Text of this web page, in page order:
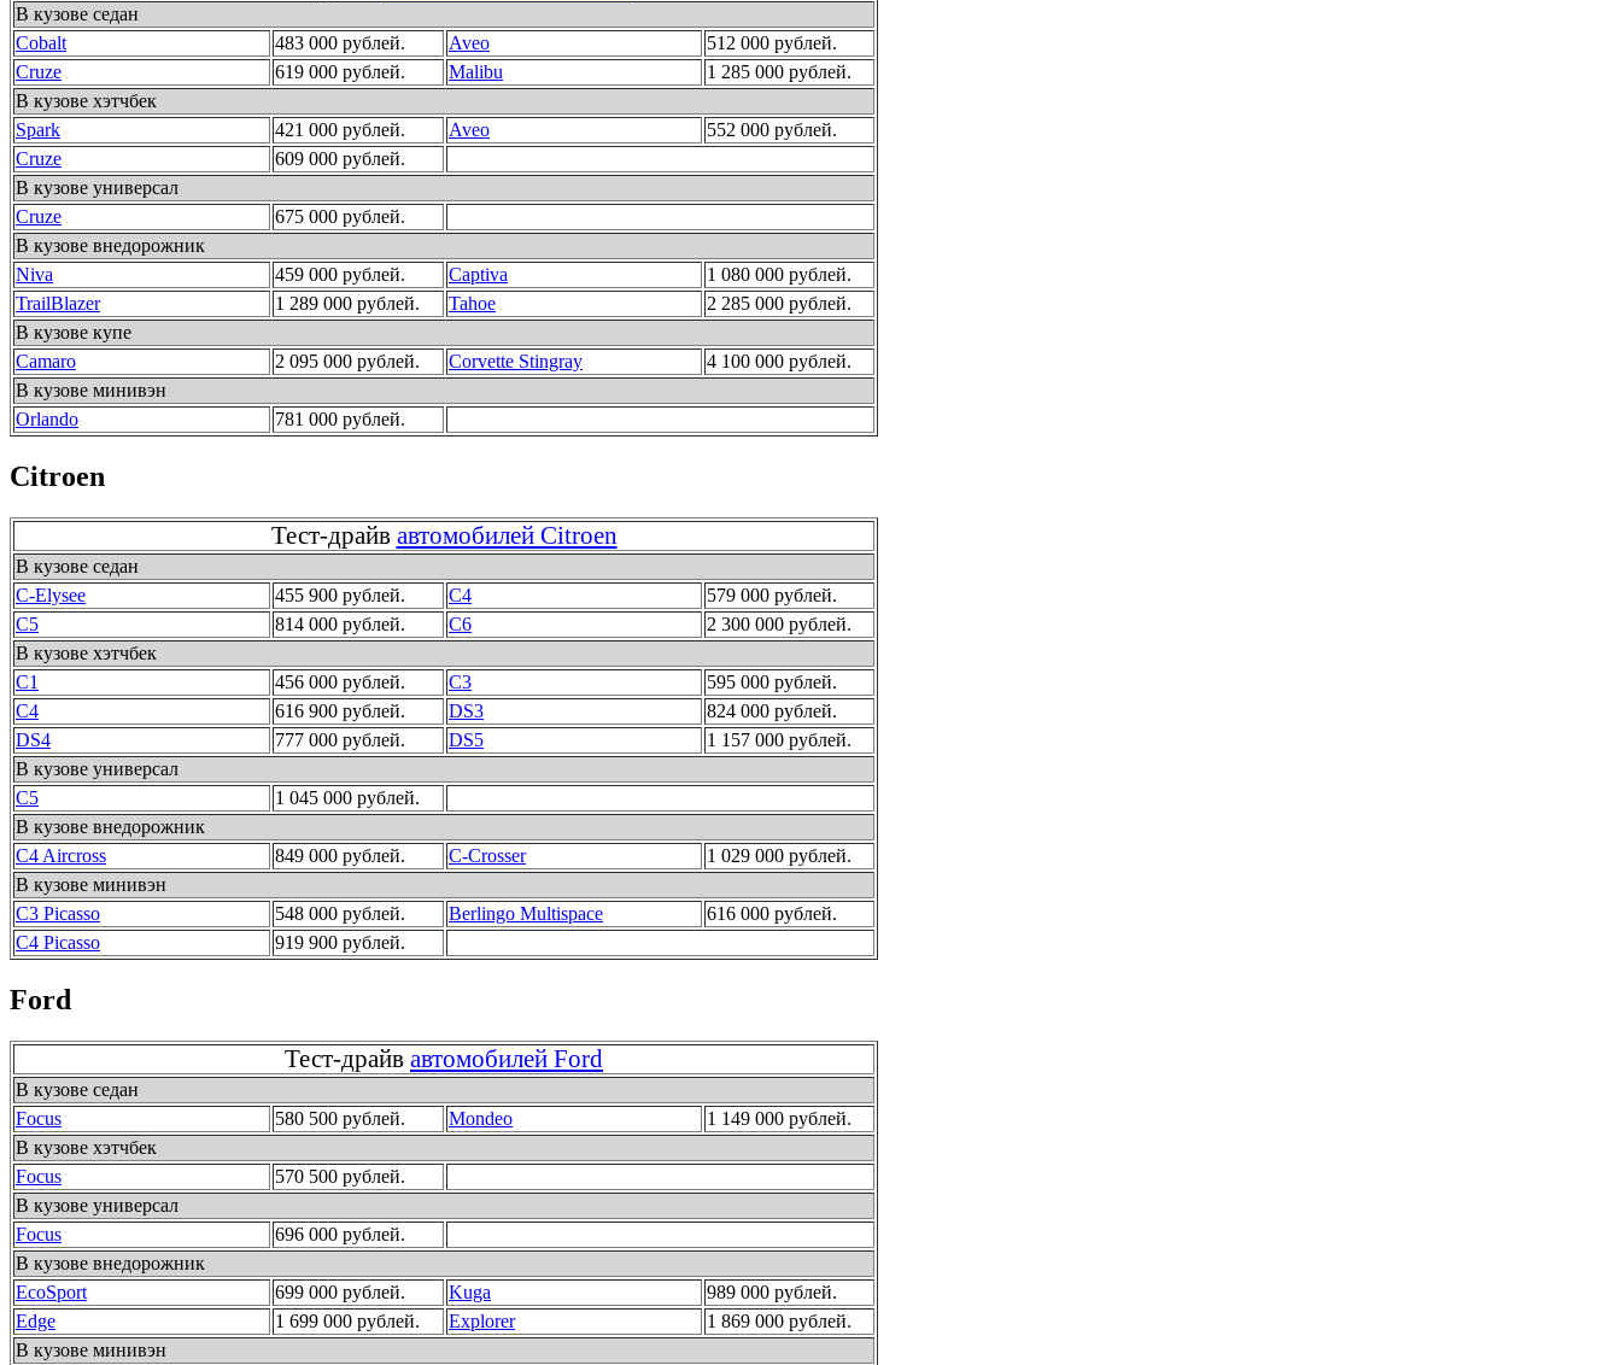
В кузове седан
Cobalt
483 000 рублей. Aveo
512 000 рублей.
Cruze
619 000 рублей. Malibu
1 285 000 рублей.
В кузове хэтчбек
Spark
421 000 рублей. Aveo
552 000 рублей.
Cruze
609 000 рублей.
В кузове универсал
Cruze
675 000 рублей.
В кузове внедорожник
Niva
459 000 рублей. Captiva
1 080 000 рублей.
TrailBlazer
1 289 000 рублей. Tahoe
2 285 000 рублей.
В кузове купе
Camaro
2 095 000 рублей. Corvette Stingray
4 100 000 рублей.
В кузове минивэн
Orlando
781 000 рублей.
Citroen
Тест-драйв автомобилей Citroen
В кузове седан
C-Elysee
455 900 рублей. C4
579 000 рублей.
C5
814 000 рублей. C6
2 300 000 рублей.
В кузове хэтчбек
C1
456 000 рублей. C3
595 000 рублей.
C4
616 900 рублей. DS3
824 000 рублей.
DS4
777 000 рублей. DS5
1 157 000 рублей.
В кузове универсал
C5
1 045 000 рублей.
В кузове внедорожник
C4 Aircross
849 000 рублей. C-Crosser
1 029 000 рублей.
В кузове минивэн
C3 Picasso
548 000 рублей. Berlingo Multispace
616 000 рублей.
C4 Picasso
919 900 рублей.
Ford
Тест-драйв автомобилей Ford
В кузове седан
Focus
580 500 рублей. Mondeo
1 149 000 рублей.
В кузове хэтчбек
Focus
570 500 рублей.
В кузове универсал
Focus
696 000 рублей.
В кузове внедорожник
EcoSport
699 000 рублей. Kuga
989 000 рублей.
Edge
1 699 000 рублей. Explorer
1 869 000 рублей.
В кузове минивэн